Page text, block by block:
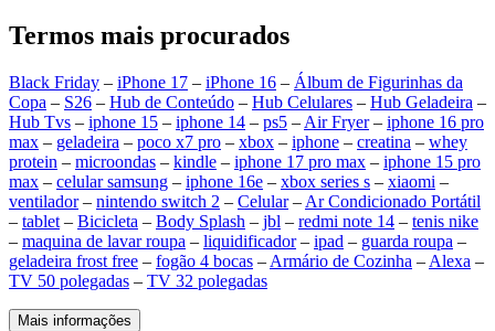
Termos mais procurados
Black Friday – iPhone 17 – iPhone 16 – Álbum de Figurinhas da
Copa – S26 – Hub de Conteúdo – Hub Celulares – Hub Geladeira –
Hub Tvs – iphone 15 – iphone 14 – ps5 – Air Fryer– iphone 16 pro
max – geladeira – poco x7 pro – xbox – iphone – creatina – whey
protein – microondas – kindle – iphone 17 pro max – iphone 15 pro
max – celular samsung – iphone 16e – xbox series s – xiaomi –
ventilador– nintendo switch 2 – Celular– Ar Condicionado Portátil
– tablet – Bicicleta – Body Splash – jbl – redmi note 14 – tenis nike
– maquina de lavar roupa – liquidificador– ipad – guarda roupa –
geladeira frost free – fogão 4 bocas – Armário de Cozinha – Alexa –
TV 50 polegadas – TV 32 polegadas
Mais informações